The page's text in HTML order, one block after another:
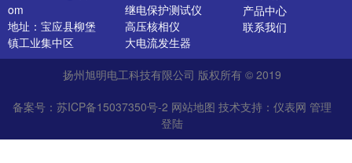
om
地址：宝应县柳堡
镇工业集中区
继电保护测试仪
高压核相仪
大电流发生器
开关特性测试仪
高压发生器
介质损耗测试仪
直流电阻测试仪
绝缘油介电强度测
产品中心
联系我们
扬州旭明电工科技有限公司 版权所有 © 2019
备案号：苏ICP备15037350号-2 网站地图 技术支持： 仪表网 管理
登陆